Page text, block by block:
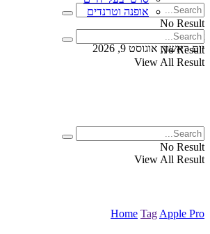
No Result
View All Result
יום ראשון, אוגוסט 9, 2026
אופנה וטרנדים
No Result
View All Result
No Result
View All Result
Home Tag Apple Pro